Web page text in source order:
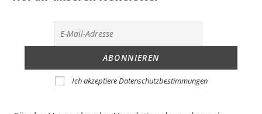
Ich akzeptiere Datenschutzbestimmungen